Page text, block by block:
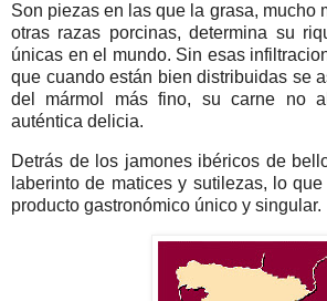
Son piezas en las que la grasa, mucho
otras razas porcinas, determina su
únicas en el mundo. Sin esas
que cuando están bien distribuidas se
del mármol más fino, su carne no
auténtica delicia.
Detrás de los jamones ibéricos de
laberinto de matices y sutilezas, lo
producto gastronómico único y singular.